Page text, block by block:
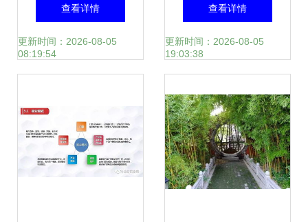
级证书线上说明会
查看详情
更新时间：2026-08-05
08:19:54
界能源管理系统的
查看详情
更新时间：2026-08-05
19:03:38